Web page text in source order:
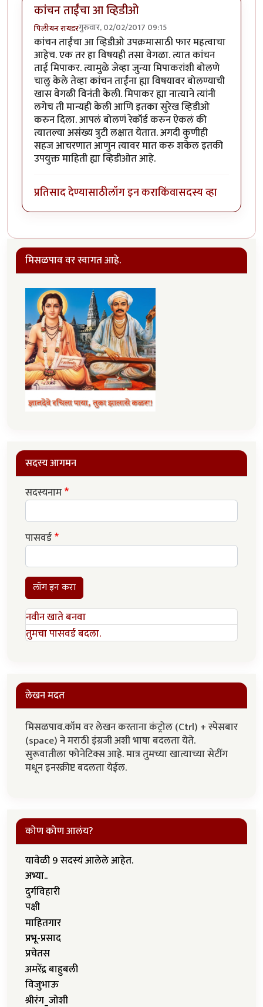
कांचन ताईंचा आ व्हिडीओ
पिलीयन रायडरगुरुवार, 02/02/2017 09:15
कांचन ताईंचा आ व्हिडीओ उपक्रमासाठी फार महत्वाचा
आहेच. एक तर हा विषयही तसा वेगळा. त्यात कांचन
ताई मिपाकर. त्यामुळे जेव्हा जुन्या मिपाकरांशी बोलणे
चालु केले तेव्हा कांचन ताईंना ह्या विषयावर बोलण्याची
खास वेगळी विनंती केली. मिपाकर ह्या नात्याने त्यांनी
लगेच ती मान्यही केली आणि इतका सुरेख व्हिडीओ
करुन दिला. आपलं बोलणं रेकॉर्ड करुन ऐकलं की
त्यातल्या असंख्य त्रुटी लक्षात येतात. अगदी कुणीही
सहज आचरणात आणुन त्यावर मात करु शकेल इतकी
उपयुक्त माहिती ह्या व्हिडीओत आहे.
प्रतिसाद देण्यासाठीलॉग इन कराकिंवासदस्य व्हा
मिसळपाव वर स्वागत आहे.
सदस्य आगमन
सदस्यनाम
पासवर्ड
लॉग इन करा
नवीन खाते बनवा
तुमचा पासवर्ड बदला.
लेखन मदत
मिसळपाव.कॉम वर लेखन करताना कंट्रोल (Ctrl) + स्पेसबार
(space) ने मराठी इंग्रजी अशी भाषा बदलता येते.
सुरूवातीला फोनेटिक्स आहे. मात्र तुमच्या खात्याच्या सेटींग
मधून इनस्क्रीप्ट बदलता येईल.
कोण कोण आलंय?
यावेळी 9 सदस्यं आलेले आहेत.
अभ्या..
दुर्गविहारी
पक्षी
माहितगार
प्रभू-प्रसाद
प्रचेतस
अमरेंद्र बाहुबली
विजुभाऊ
श्रीरंग_जोशी